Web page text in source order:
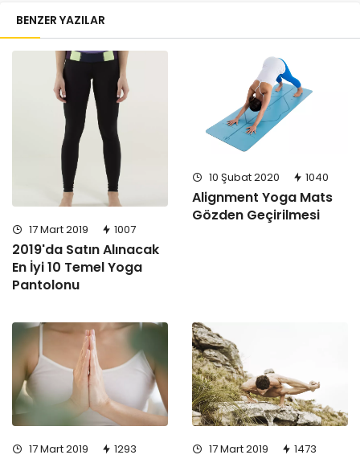
BENZER YAZILAR
17 Mart 2019 1007
2019'da Satın Alınacak
En İyi 10 Temel Yoga
Pantolonu
10 Şubat 2020 1040
Alignment Yoga Mats
Gözden Geçirilmesi
17 Mart 2019 1293 17 Mart 2019 1473